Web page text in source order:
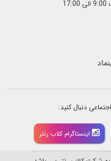
دنبال کنید:
اینستاگرام کلاب رنتر